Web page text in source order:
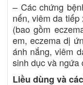
– Các chứng
nến, viêm da
(bao gồm
em, eczema dị
ánh nắng, viêm
sinh dục và ngứa
Liều dùng và